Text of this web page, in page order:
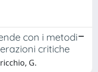
con i metodi
critiche
G.